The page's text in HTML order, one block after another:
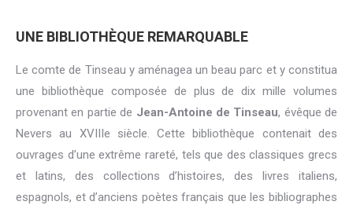
UNE BIBLIOTHÈQUE REMARQUABLE
Le comte de Tinseau y aménagea un beau parc et y constitua
une bibliothèque composée de plus de dix mille volumes
provenant en partie de Jean-Antoine de Tinseau, évêque de
Nevers au XVIIIe siècle. Cette bibliothèque contenait des
ouvrages d’une extrême rareté, tels que des classiques grecs
et latins, des collections d’histoires, des livres italiens,
espagnols, et d’anciens poètes français que les bibliographes